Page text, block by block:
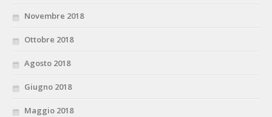
Novembre 2018
Ottobre 2018
Agosto 2018
Giugno 2018
Maggio 2018